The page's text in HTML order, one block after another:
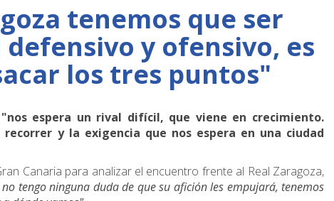
tenemos que ser
y ofensivo, es
los tres puntos"
espera un rival difícil, que viene en crecimiento.
y la exigencia que nos espera en una ciudad
Canaria para analizar el encuentro frente al Real Zaragoza,
tengo ninguna duda de que su afición les empujará, tenemos